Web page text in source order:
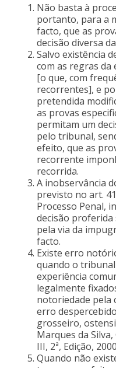
Não basta à
portanto, para a
facto, que as
decisão diversa
Salvo existência
com as regras da
[o que, com
recorrentes], e
pretendida
as provas
permitam um
pelo tribunal,
efeito, que as
recorrente
recorrida.
A inobservância
previsto no art.
Processo Penal,
decisão
pela via da
facto.
Existe erro
quando o
experiência
legalmente
notoriedade pela
erro
grosseiro,
Marques da
III, 2ª, Edição,
Quando não